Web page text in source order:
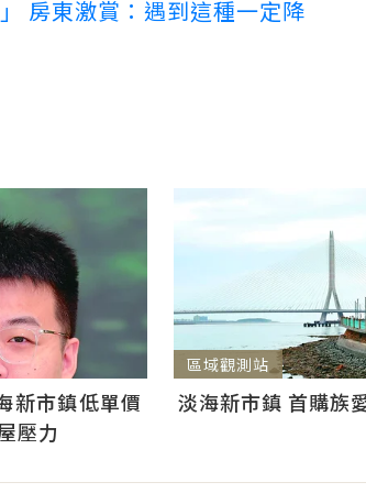
房東激賞：遇到這種一定降
新市鎮低單價
壓力
區域觀測站
淡海新市鎮 首購族